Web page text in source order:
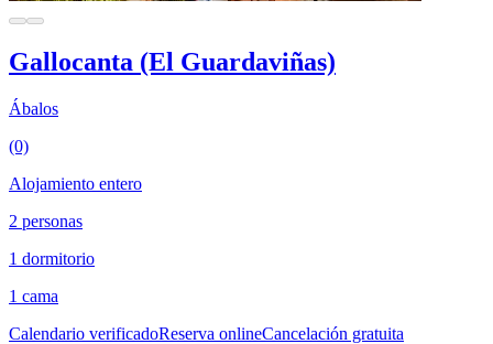
Gallocanta (El Guardaviñas)
Ábalos
(0)
Alojamiento entero
2 personas
1 dormitorio
1 cama
Calendario verificadoReserva onlineCancelación gratuita